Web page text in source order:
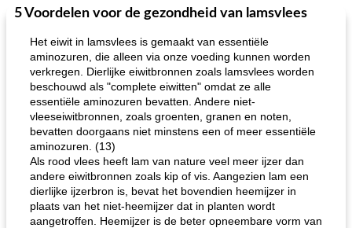
40min
One Dish Meal
gemakkelijke rijst en hamburger een gerecht diner
720
Soepen, stoofschotels en Chili
5 Voordelen voor de gezondheid van lamsvlees
Het eiwit in lamsvlees is gemaakt van essentiële
aminozuren, die alleen via onze voeding kunnen worden
verkregen. Dierlijke eiwitbronnen zoals lamsvlees worden
beschouwd als "complete eiwitten" omdat ze alle
essentiële aminozuren bevatten. Andere niet-
vleeseiwitbronnen, zoals groenten, granen en noten,
bevatten doorgaans niet minstens een of meer essentiële
aminozuren. (13)
Als rood vlees heeft lam van nature veel meer ijzer dan
andere eiwitbronnen zoals kip of vis. Aangezien lam een ​​
dierlijke ijzerbron is, bevat het bovendien heemijzer in
plaats van het niet-heemijzer dat in planten wordt
aangetroffen. Heemijzer is de beter opneembare vorm van